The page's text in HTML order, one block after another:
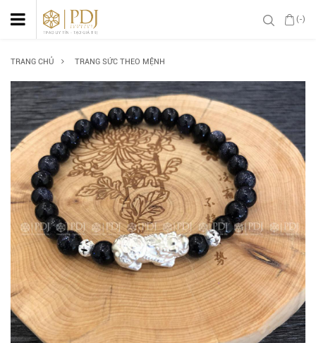
(-)
TRANG CHỦ TRANG SỨC THEO MỆNH